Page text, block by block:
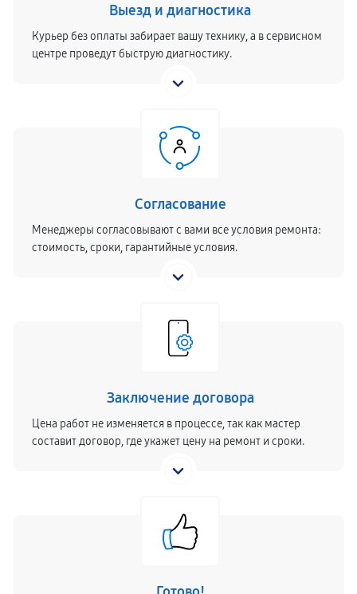
Выезд и диагностика
Курьер без оплаты забирает вашу технику, а в сервисном
центре проведут быструю диагностику.
Согласование
Менеджеры согласовывают с вами все условия ремонта:
стоимость, сроки, гарантийные условия.
Заключение договора
Цена работ не изменяется в процессе, так как мастер
составит договор, где укажет цену на ремонт и сроки.